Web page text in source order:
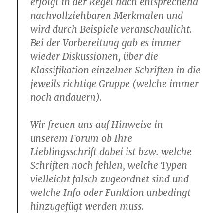
nachvollziehbaren Merkmalen und
wird durch Beispiele veranschaulicht.
Bei der Vorbereitung gab es immer
wieder Diskussionen, über die
Klassifikation einzelner Schriften in die
jeweils richtige Gruppe (welche immer
noch andauern).
Wir freuen uns auf Hinweise in
unserem Forum ob Ihre
Lieblingsschrift dabei ist bzw. welche
Schriften noch fehlen, welche Typen
vielleicht falsch zugeordnet sind und
welche Info oder Funktion unbedingt
hinzugefügt werden muss.